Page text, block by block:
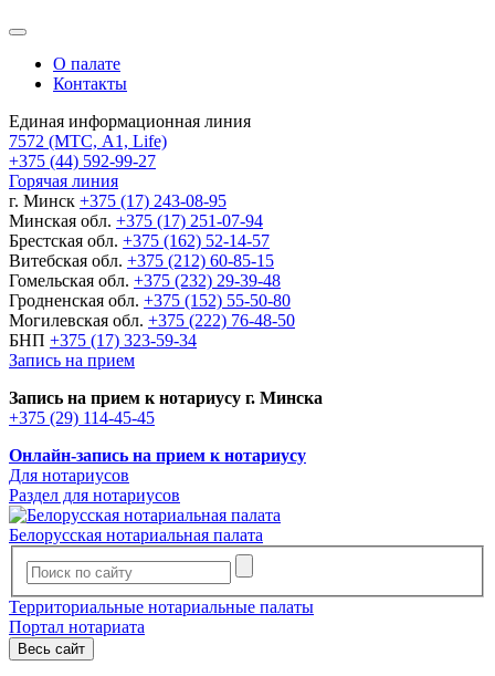
О палате
Контакты
Единая информационная линия
7572 (МТС, A1, Life)
+375 (44) 592-99-27
Горячая линия
г. Минск +375 (17) 243-08-95
Минская обл. +375 (17) 251-07-94
Брестская обл. +375 (162) 52-14-57
Витебская обл. +375 (212) 60-85-15
Гомельская обл. +375 (232) 29-39-48
Гродненская обл. +375 (152) 55-50-80
Могилевская обл. +375 (222) 76-48-50
БНП +375 (17) 323-59-34
Запись на прием
Запись на прием к нотариусу г. Минска
+375 (29) 114-45-45
Онлайн-запись на прием к нотариусу
Для нотариусов
Раздел для нотариусов
Белорусская нотариальная палата
Территориальные нотариальные палаты
Портал нотариата
Весь сайт